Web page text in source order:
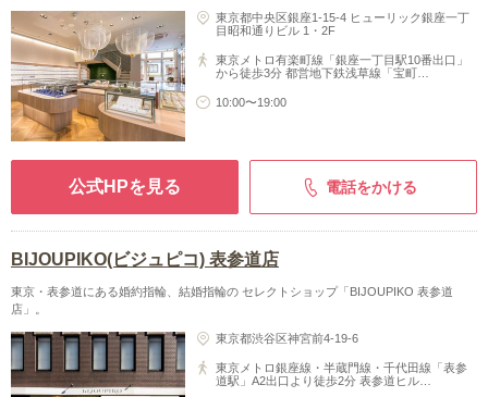
東京都中央区銀座1-15-4 ヒューリック銀座一丁
目昭和通りビル 1・2F
東京メトロ有楽町線「銀座一丁目駅10番出口」
から徒歩3分 都営地下鉄浅草線「宝町…
10:00〜19:00
公式HPを見る 電話をかける
BIJOUPIKO(ビジュピコ) 表参道店
東京・表参道にある婚約指輪、結婚指輪の セレクトショップ「BIJOUPIKO 表参道
店」。
東京都渋谷区神宮前4-19-6
東京メトロ銀座線・半蔵門線・千代田線「表参
道駅」A2出口より徒歩2分 表参道ヒル…